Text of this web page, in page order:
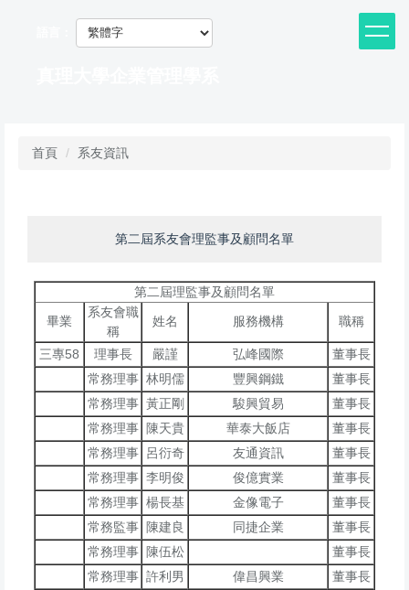
首頁 系友資訊
第二屆系友會理監事及顧問名單
第二屆理監事及顧問名單
畢業
系友會職
稱
姓名 服務機構 職稱
三專58 理事長 嚴謹 弘峰國際
董事長
常務理事 林明儒 豐興鋼鐵
董事長
常務理事 黃正剛 駿興貿易
董事長
常務理事
陳天貴 華泰大飯店
董事長
常務理事 呂衍奇 友通資訊
董事長
常務理事 李明俊 俊億實業
董事長
常務理事 楊長基 金像電子
董事長
常務監事
陳建良 同捷企業
董事長
常務理事
陳伍松
董事長
常務理事 許利男 偉昌興業
董事長